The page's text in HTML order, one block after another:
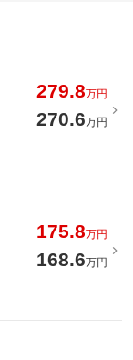
279.8万円
270.6万円
175.8万円
168.6万円